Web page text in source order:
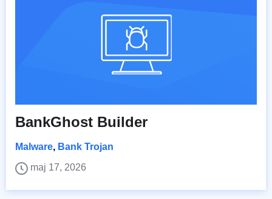
BankGhost Builder
Malware, Bank Trojan
maj 17, 2026